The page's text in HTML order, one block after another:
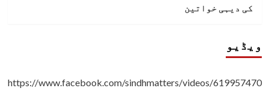
کی دیہی خواتین
ویڈیو
https://www.facebook.com/sindhmatters/videos/619957470